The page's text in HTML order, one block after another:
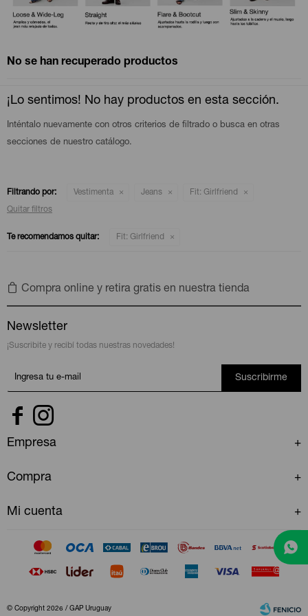
No se han recuperado productos
¡Lo sentimos! No hay productos en esta sección.
Inténtalo nuevamente con otros criterios de filtrado o busca en otras
secciones de nuestro catálogo.
Filtrando por: Vestimenta Jeans Fit: Girlfriend
Quitar filtros
Te recomendamos quitar: Fit: Girlfriend
Compra online y retira gratis en nuestra tienda
Newsletter
¡Suscribite y recibí todas nuestras novedades!
Suscribirme
 
Empresa
Compra
Mi cuenta
© Copyright 2026 / GAP Uruguay
Camperas
Musculosas
Shorts
Vestidos y polleras
Calzas
Camperas
Chalecos
Shorts
Ropa interior
Camperas
Chalecos
Ropa interior
Pijamas
Camperas
Pijamas
Sets
Sets